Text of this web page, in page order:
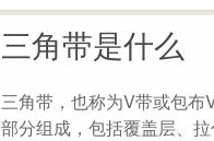
三角带是什么
三角带，也称为V带或包
部分组成，包括覆盖层、